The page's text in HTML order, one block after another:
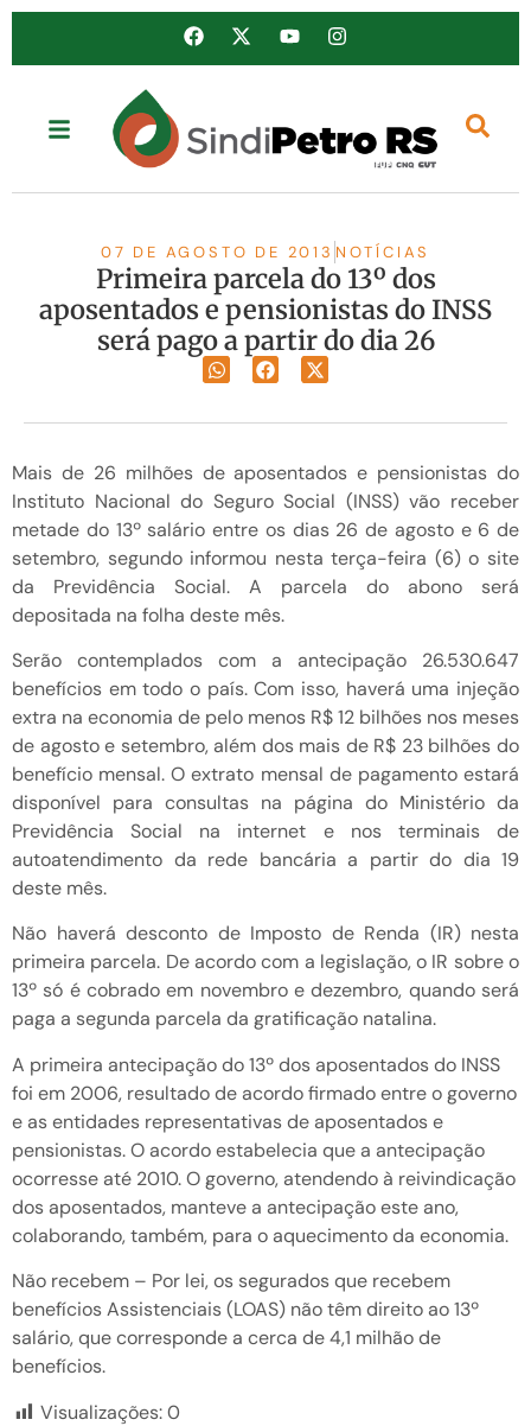
07 DE AGOSTO DE 2013 NOTÍCIAS
Primeira parcela do 13º dos
aposentados e pensionistas do INSS
será pago a partir do dia 26
Mais de 26 milhões de aposentados e pensionistas do
Instituto Nacional do Seguro Social (INSS) vão receber
metade do 13º salário entre os dias 26 de agosto e 6 de
setembro, segundo informou nesta terça-feira (6) o site
da Previdência Social. A parcela do abono será
depositada na folha deste mês.
Serão contemplados com a antecipação 26.530.647
benefícios em todo o país. Com isso, haverá uma injeção
extra na economia de pelo menos R$ 12 bilhões nos meses
de agosto e setembro, além dos mais de R$ 23 bilhões do
benefício mensal. O extrato mensal de pagamento estará
disponível para consultas na página do Ministério da
Previdência Social na internet e nos terminais de
autoatendimento da rede bancária a partir do dia 19
deste mês.
Não haverá desconto de Imposto de Renda (IR) nesta
primeira parcela. De acordo com a legislação, o IR sobre o
13º só é cobrado em novembro e dezembro, quando será
paga a segunda parcela da gratificação natalina.
A primeira antecipação do 13º dos aposentados do INSS
foi em 2006, resultado de acordo firmado entre o governo
e as entidades representativas de aposentados e
pensionistas. O acordo estabelecia que a antecipação
ocorresse até 2010. O governo, atendendo à reivindicação
dos aposentados, manteve a antecipação este ano,
colaborando, também, para o aquecimento da economia.
Não recebem – Por lei, os segurados que recebem
benefícios Assistenciais (LOAS) não têm direito ao 13º
salário, que corresponde a cerca de 4,1 milhão de
benefícios.
Visualizações:0